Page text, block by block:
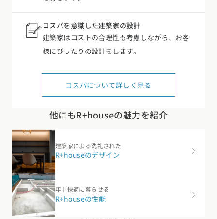
様にぴったりの設計をします。
コスパについて詳しく見る
他にもR+houseの魅力を紹介
建築家による洗礼された
年中快適に暮らせる
おすすめ特集